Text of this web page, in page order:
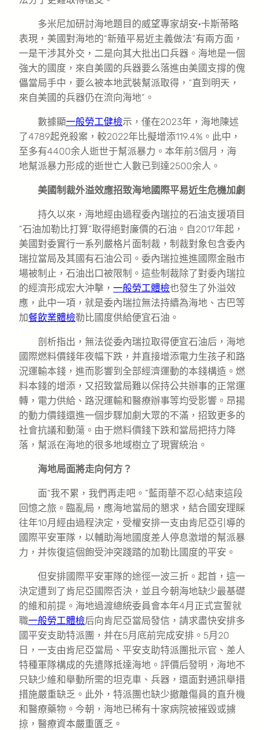
多米尼加研討海地題目的威望專家胡安·卡斯蒂略
表現，美國對海地的“新殖平易近主義做法”有兩方面，
一是干涉其外交，二是向其大批出口兵器。海地是一個
強大的國度，來自美國的兵器要么落進由美國支撐的傀
儡當局手中，要么被本地武裝幫派取得，“直到明天，
來自美國的兵器仍在流向海地”。
數據顯一般勞工健檢示，僅在2023年，海地陳述
了4789起兇殺案，較2022年比擬增添119.4%。此中，
至多有4400余人逝世于幫派暴力。本年前3個月，海
地幫派暴力形成的逝世亡人數已到達2500余人。
美國制裁外溢效應招致海地國際平易近生危機加劇
持久以來，海地經由過程委內瑞拉的石油支援項目
“石油加勒比打算”取得絕對廉價的石油。自2017年起，
美國對委實行一系列嚴格片面制裁，制裁對象包含委內
瑞拉當局及其國有石油公司。委內瑞拉進進國際金融市
場被制止，石油出口被限制。這些制裁除了對委內瑞拉
的經濟形成宏大沖擊， 一般勞工體檢也發生了外溢效
應，此中一項，就是委內瑞拉無法持續為海地、古巴等
加餐飲業體檢勒比國度供給便宜石油。
剖析指出，無法從委內瑞拉取得便宜石油后，海地
國際燃料價錢年夜幅下跌，并直接增添電力生孩子和路
況運輸本錢，進而影響到全部經濟運動的本錢構造。燃
料本錢的增添，又招致當局難以保持公共辦事的正常運
轉，電力供給、路況運輸和醫療辦事等均受影響。昂揚
的動力價錢還進一個步驟加劇大眾的不滿，招致更多的
社會抗議和動蕩。由于燃料價錢下跌和當局把持力降
落，幫派在海地的很多地域樹立了現實統治。
海地局面將走向何方？
面“我不累，我們再走吧。”藍雨華不忍心結束這段
回憶之旅。臨亂局，應海地當局的懇求，結合國安理睬
往年10月經由過程決定，受權安排一支由肯尼亞引導的
國際平安軍隊，以輔助海地國度差人停息激增的幫派暴
力，并恢復這個飽受沖突踐踏的加勒比國度的平安。
但安排國際平安軍隊的途徑一波三折。起首，這一
決定遭到了肯尼亞國際否決，並且今朝海地缺少最基礎
的維和前提。海地過渡總統委員會本年4月正式宣誓就
職一般勞工體檢后向肯尼亞當局發信，請求盡快安排多
國平安支助特派團，并在5月底前完成安排。5月20
日，一支由肯尼亞當局、平安支助特派團批示官、差人
特種軍隊構成的先遣隊抵達海地。評價后發明，海地不
只缺少維和舉動所需的坦克車、兵器，還面對通訊舉措
措施嚴重缺乏。此外，特派團也缺少撤離傷員的直升機
和醫療藥物。今朝，海地已稀有十家病院被摧毀或擄
掠，醫療資本嚴重匱乏。